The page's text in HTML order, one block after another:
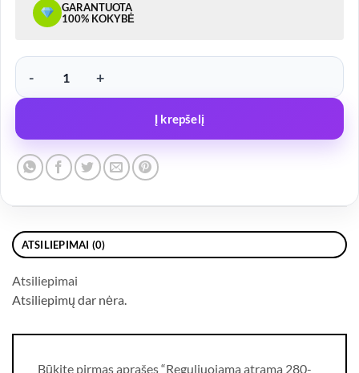
GARANTUOTA
100% KOKYBĖ
produkto kiekis: Reguliuojama atrama 280-430mm 750kg, 4vnt
Į krepšelį
ATSILIEPIMAI (0)
Atsiliepimai
Atsiliepimų dar nėra.
Būkite pirmas aprašęs “Reguliuojama atrama 280-